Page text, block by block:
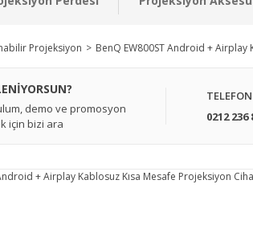
Projeksiyon BenQ EW800ST Android + Airplay
demo ve promosyon
için bizi ara
TELEFON
0212 236